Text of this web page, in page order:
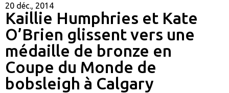
20 déc., 2014
Kaillie Humphries et Kate
O’Brien glissent vers une
médaille de bronze en
Coupe du Monde de
bobsleigh à Calgary